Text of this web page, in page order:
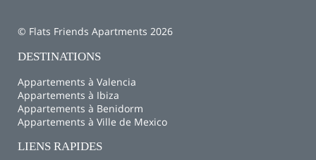
© Flats Friends Apartments 2026
DESTINATIONS
Appartements à Valencia
Appartements à Ibiza
Appartements à Benidorm
Appartements à Ville de Mexico
LIENS RAPIDES